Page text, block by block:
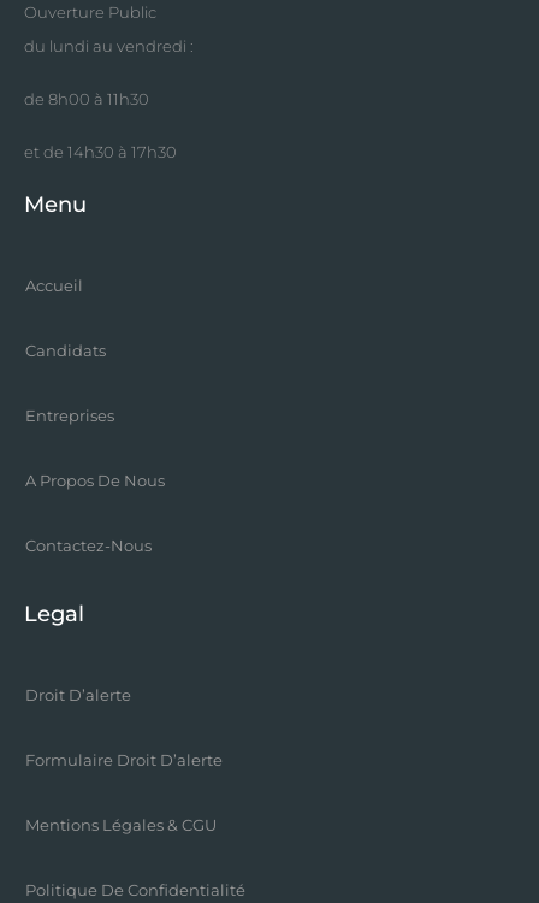
Ouverture Public
du lundi au vendredi :
de 8h00 à 11h30
et de 14h30 à 17h30
Menu
Accueil
Candidats
Entreprises
A Propos De Nous
Contactez-Nous
Legal
Droit D’alerte
Formulaire Droit D’alerte
Mentions Légales & CGU
Politique De Confidentialité